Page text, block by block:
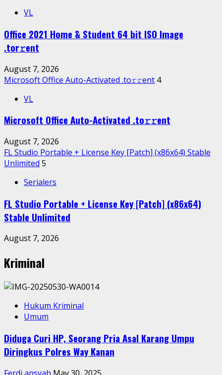
VL
Office 2021 Home & Student 64 bit ISO Image
.tоr𝚛еnt
August 7, 2026
Microsoft Office Auto-Activated .tо𝚛𝚛еnt 4
VL
Microsoft Office Auto-Activated .tо𝚛𝚛еnt
August 7, 2026
FL Studio Portable + License Key [Patch] (x86x64) Stable
Unlimited 5
Serialers
FL Studio Portable + License Key [Patch] (x86x64)
Stable Unlimited
August 7, 2026
Kriminal
Hukum Kriminal
Umum
Diduga Curi HP, Seorang Pria Asal Karang Umpu
Diringkus Polres Way Kanan